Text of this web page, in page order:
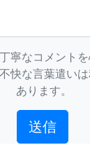
寧なコメントを
快な言葉遣い
あります。